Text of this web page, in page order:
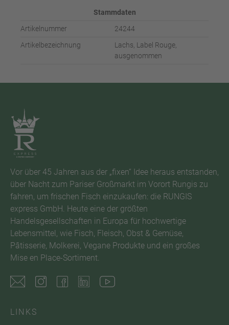
Stammdaten
Artikelnummer
24244
Artikelbezeichnung
Lachs, Label Rouge,
ausgenommen
Vor über 45 Jahren aus der „fixen“ Idee heraus entstanden,
über Nacht zum Pariser Großmarkt im Vorort Rungis zu
fahren, um frischen Fisch einzukaufen: die RUNGIS
express GmbH. Heute eine der größten
Handelsgesellschaften in Europa für hochwertige
Lebensmittel, wie Fisch, Fleisch, Obst & Gemüse,
Pâtisserie, Molkerei, Vegane Produkte und ein großes
Mise en Place-Sortiment.
LINKS